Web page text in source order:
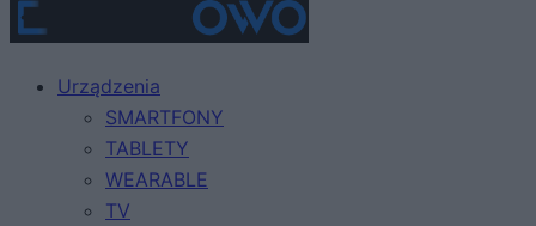
Urządzenia
SMARTFONY
TABLETY
WEARABLE
TV